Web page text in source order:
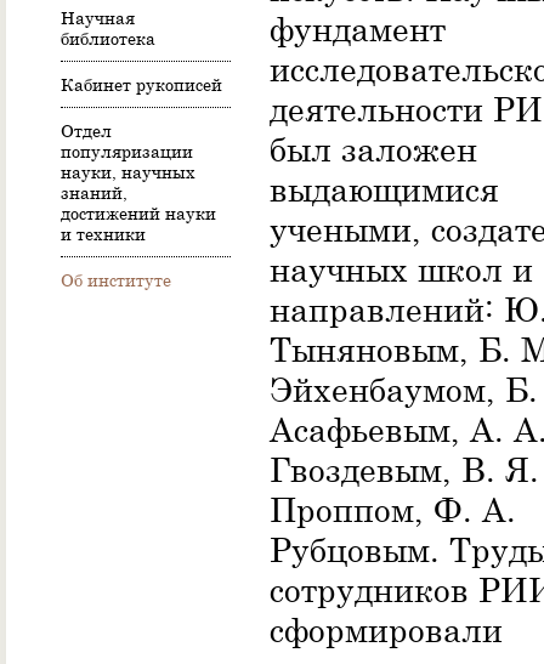
Научная
библиотека
Кабинет рукописей
Отдел
популяризации
науки, научных
знаний,
достижений науки
и техники
Об институте
фундамент
деятельности
был заложен
выдающимися
учеными,
научных школ и
направлений:
Тыняновым, Б.
Эйхенбаумом,
Асафьевым, А.
Гвоздевым, В. Я.
Проппом, Ф. А.
Рубцовым.
сотрудников
сформировали